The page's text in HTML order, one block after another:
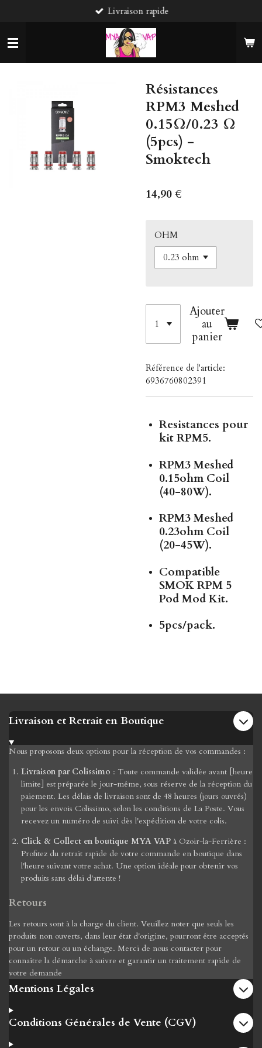
contenu
principal
Livraison rapide
Résistances
RPM3 Meshed
0.15Ω/0.23 Ω
(5pcs) -
Smoktech
14,90 €
OHM
Ajouter
au
panier
Référence de l'article:
6936760802391
Resistances pour
kit RPM5.
RPM3 Meshed
0.15ohm Coil
(40-80W).
RPM3 Meshed
0.23ohm Coil
(20-45W).
Compatible
SMOK RPM 5
Pod Mod Kit.
5pcs/pack.
Livraison et Retrait en Boutique
Nous proposons deux options pour la réception de vos commandes :
Livraison par Colissimo : Toute commande validée avant [heure
limite] est préparée le jour-même, sous réserve de la réception du
paiement. Les délais de livraison sont de 48 heures (jours ouvrés)
pour les envois Colissimo, selon les conditions de La Poste. Vous
recevez un numéro de suivi dès l'expédition de votre colis.
Click & Collect en boutique MYA VAP à Ozoir-la-Ferrière :
Profitez du retrait rapide de votre commande en boutique dans
l'heure suivant votre achat. Une option idéale pour obtenir vos
produits sans délai d'attente !
Retours
Les retours sont à la charge du client. Veuillez noter que seuls les
produits non ouverts, dans leur état d'origine, pourront être acceptés
pour un retour ou un échange. Merci de nous contacter pour
connaître la démarche à suivre et garantir un traitement rapide de
votre demande
Mentions Légales
Conditions Générales de Vente (CGV)